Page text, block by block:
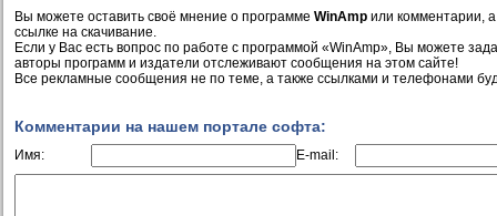
Вы можете оставить своё мнение о программе WinAmp или комментарии,
ссылке на скачивание.
Если у Вас есть вопрос по работе с программой «WinAmp», Вы можете
авторы программ и издатели отслеживают сообщения на этом сайте!
Все рекламные сообщения не по теме, а также ссылками и телефонами
Комментарии на нашем портале софта:
Имя: E-mail: